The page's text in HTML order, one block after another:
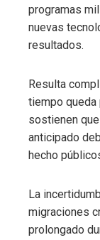
programas
nuevas
resultados.
Resulta
tiempo queda
sostienen
anticipado
hecho
La
migraciones
prolongado